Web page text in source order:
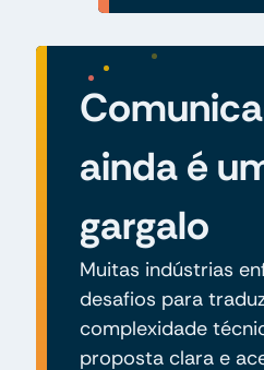
ainda é
gargalo
Muitas indústrias
desafios para
complexidade
proposta clara e